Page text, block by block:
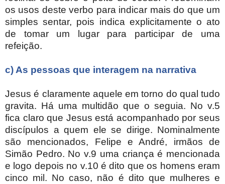
os usos deste verbo para indicar mais do que um
simples sentar, pois indica explicitamente o ato
de tomar um lugar para participar de uma
refeição.
c) As pessoas que interagem na narrativa
Jesus é claramente aquele em torno do qual tudo
gravita. Há uma multidão que o seguia. No v.5
fica claro que Jesus está acompanhado por seus
discípulos a quem ele se dirige. Nominalmente
são mencionados, Felipe e André, irmãos de
Simão Pedro. No v.9 uma criança é mencionada
e logo depois no v.10 é dito que os homens eram
cinco mil. No caso, não é dito que mulheres e